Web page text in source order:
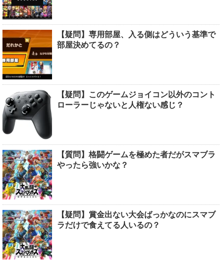
【疑問】専用部屋、入る側はどういう基準で
部屋決めてるの？
【疑問】このゲームジョイコン以外のコント
ローラーじゃないと人権ない感じ？
【質問】格闘ゲームを極めた者だがスマブラ
やったら強いかな？
【疑問】賞金出ない大会ばっかなのにスマブ
ラだけで食えてる人いるの？